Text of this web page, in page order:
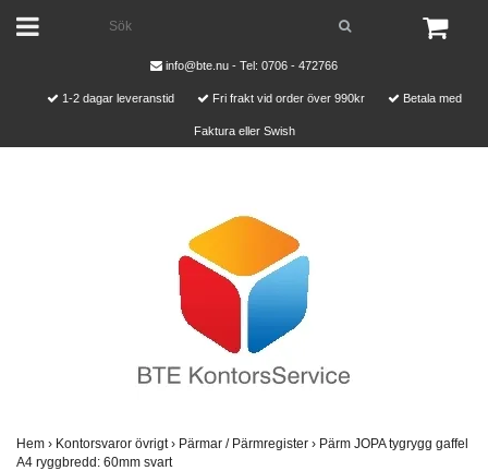
info@bte.nu - Tel: 0706 - 472766
1-2 dagar leveranstid Fri frakt vid order över 990kr Betala med
Faktura eller Swish
Hem › Kontorsvaror övrigt› Pärmar / Pärmregister › Pärm JOPA tygrygg gaffel
A4 ryggbredd: 60mm svart